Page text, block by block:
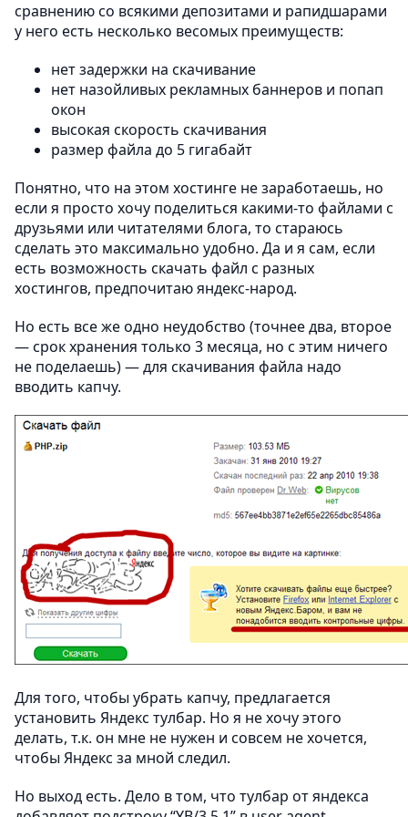
сравнению со всякими депозитами и рапидшарами
у него есть несколько весомых преимуществ:
нет задержки на скачивание
нет назойливых рекламных баннеров и попап
окон
высокая скорость скачивания
размер файла до 5 гигабайт
Понятно, что на этом хостинге не заработаешь, но
если я просто хочу поделиться какими-то файлами с
друзьями или читателями блога, то стараюсь
сделать это максимально удобно. Да и я сам, если
есть возможность скачать файл с разных
хостингов, предпочитаю яндекс-народ.
Но есть все же одно неудобство (точнее два, второе
— срок хранения только 3 месяца, но с этим ничего
не поделаешь) — для скачивания файла надо
вводить капчу.
Для того, чтобы убрать капчу, предлагается
установить Яндекс тулбар. Но я не хочу этого
делать, т.к. он мне не нужен и совсем не хочется,
чтобы Яндекс за мной следил.
Но выход есть. Дело в том, что тулбар от яндекса